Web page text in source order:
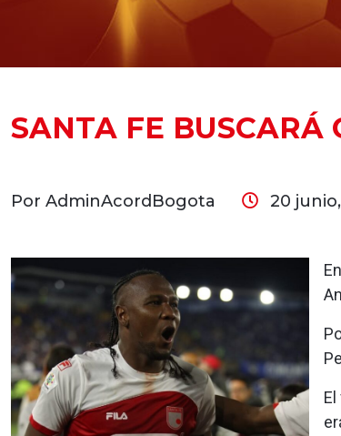
SANTA FE BUSCARÁ
Por AdminAcordBogota 20